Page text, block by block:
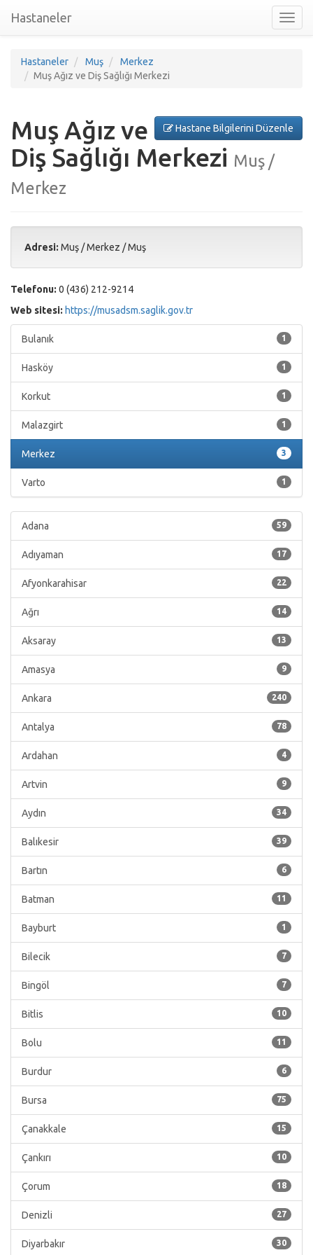
nav
Hastaneler
Hastaneler Muş
Merkez
Muş Ağız ve Diş Sağlığı Merkezi
Hastane Bilgilerini Düzenle
Muş Ağız ve
Diş Sağlığı Merkezi Muş /
Merkez
Adresi: Muş /Merkez /Muş
Telefonu: 0 (436) 212-9214
Web sitesi: https://musadsm.saglik.gov.tr
1
Bulanık
1
Hasköy
1
Korkut
1
Malazgirt
3
Merkez
1
Varto
59
Adana
17
Adıyaman
22
Afyonkarahisar
14
Ağrı
13
Aksaray
9
Amasya
240
Ankara
78
Antalya
4
Ardahan
9
Artvin
34
Aydın
39
Balıkesir
6
Bartın
11
Batman
1
Bayburt
7
Bilecik
7
Bingöl
10
Bitlis
11
Bolu
6
Burdur
75
Bursa
15
Çanakkale
10
Çankırı
18
Çorum
27
Denizli
30
Diyarbakır